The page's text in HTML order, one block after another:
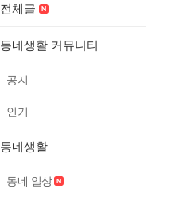
전체글
동네생활 커뮤니티
공지
인기
동네생활
동네 일상